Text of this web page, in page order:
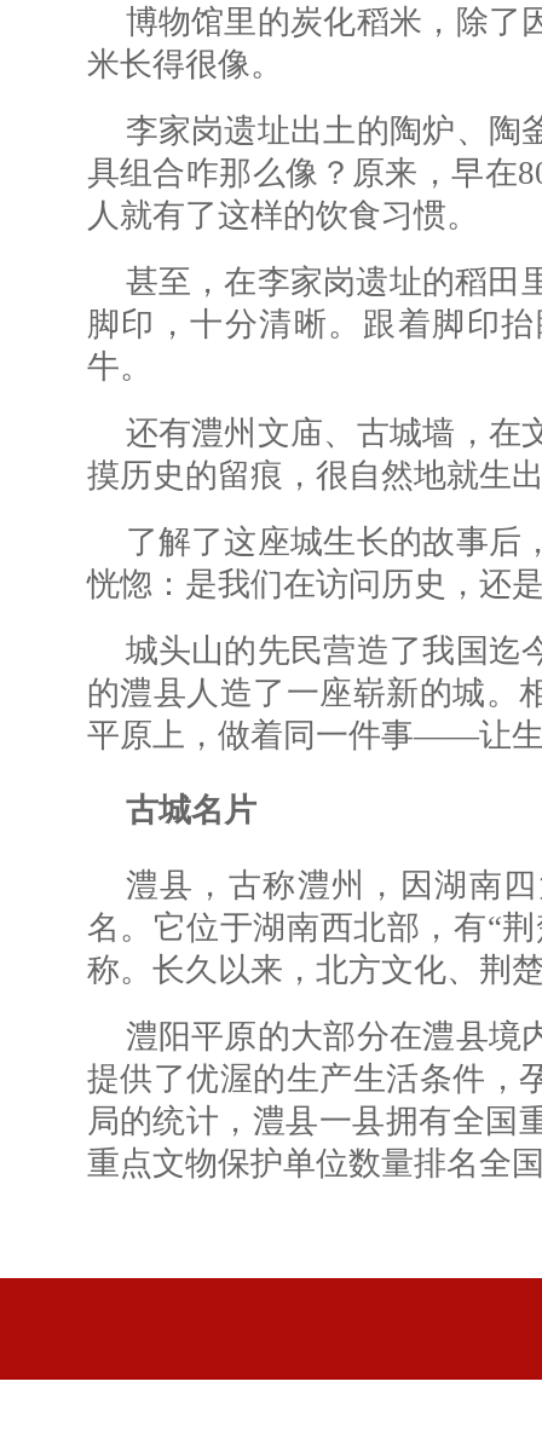
博物馆里的炭化稻米，除了
米长得很像。
李家岗遗址出土的陶炉、陶
具组合咋那么像？原来，早在
人就有了这样的饮食习惯。
甚至，在李家岗遗址的稻田
脚印，十分清晰。跟着脚印
牛。
还有澧州文庙、古城墙，在
摸历史的留痕，很自然地就生
了解了这座城生长的故事后
恍惚：是我们在访问历史，还
城头山的先民营造了我国迄
的澧县人造了一座崭新的城。
平原上，做着同一件事——让
古城名片
澧县，古称澧州，因湖南
名。它位于湖南西北部，有“
称。长久以来，北方文化、荆
澧阳平原的大部分在澧县境
提供了优渥的生产生活条件，
局的统计，澧县一县拥有全国
重点文物保护单位数量排名全